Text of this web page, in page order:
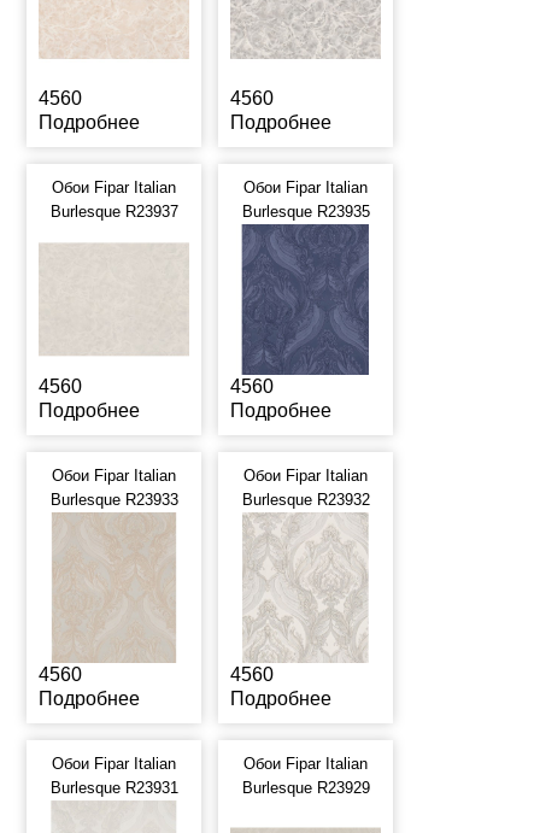
4560
Подробнее
4560
Подробнее
Обои Fipar Italian
Burlesque R23937
4560
Подробнее
Обои Fipar Italian
Burlesque R23935
4560
Подробнее
Обои Fipar Italian
Burlesque R23933
4560
Подробнее
Обои Fipar Italian
Burlesque R23932
4560
Подробнее
Обои Fipar Italian
Burlesque R23931
Обои Fipar Italian
Burlesque R23929